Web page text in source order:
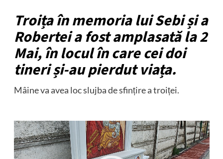
Troița în memoria lui Sebi și a
Robertei a fost amplasată la 2
Mai, în locul în care cei doi
tineri și-au pierdut viața.
Mâine va avea loc slujba de sfințire a troiței.
Player
video